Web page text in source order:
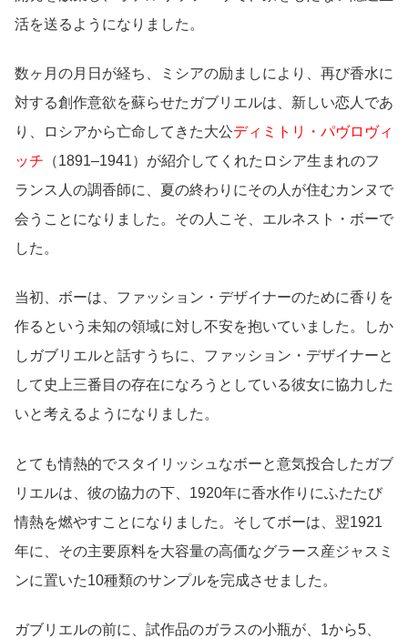
活を送るようになりました。
数ヶ月の月日が経ち、ミシアの励ましにより、再び香水に
対する創作意欲を蘇らせたガブリエルは、新しい恋人であ
り、ロシアから亡命してきた大公ディミトリ・パヴロヴィ
ッチ （1891–1941）が紹介してくれたロシア生まれのフ
ランス人の調香師に、夏の終わりにその人が住むカンヌで
会うことになりました。その人こそ、エルネスト・ボーで
した。
当初、ボーは、ファッション・デザイナーのために香りを
作るという未知の領域に対し不安を抱いていました。しか
しガブリエルと話すうちに、ファッション・デザイナーと
して史上三番目の存在になろうとしている彼女に協力した
いと考えるようになりました。
とても情熱的でスタイリッシュなボーと意気投合したガブ
リエルは、彼の協力の下、1920年に香水作りにふたたび
情熱を燃やすことになりました。そしてボーは、翌1921
年に、その主要原料を大容量の高価なグラース産ジャスミ
ンに置いた10種類のサンプルを完成させました。
ガブリエルの前に、試作品のガラスの小瓶が、1から5、